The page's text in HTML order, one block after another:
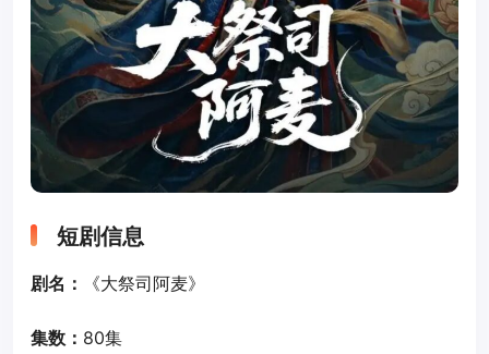
短剧信息
剧名： 《大祭司阿麦》
集数： 80集